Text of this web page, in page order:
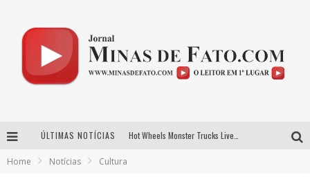
ÚLTIMAS NOTÍCIAS
Home Notícias Cultura